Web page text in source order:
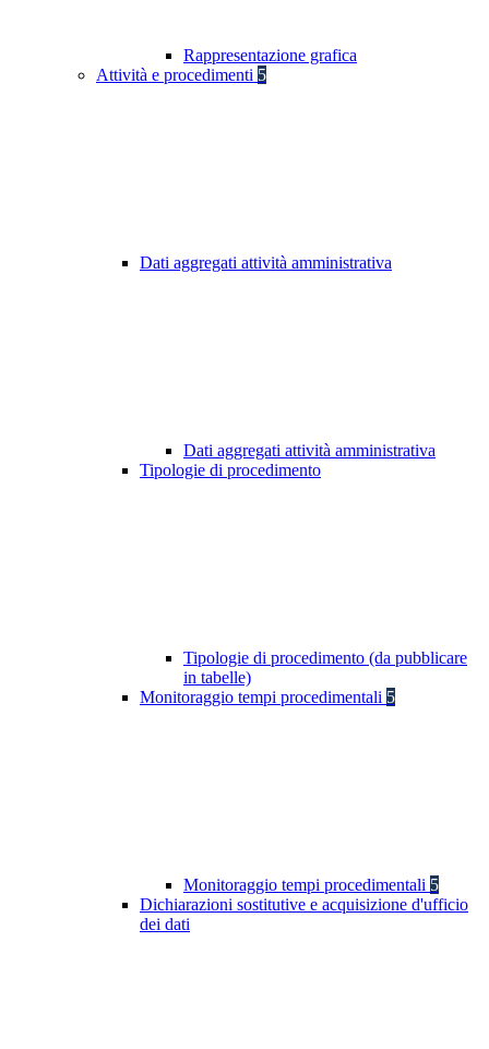
Rappresentazione grafica
Attività e procedimenti 5
Dati aggregati attività amministrativa
Dati aggregati attività amministrativa
Tipologie di procedimento
Tipologie di procedimento (da pubblicare
in tabelle)
Monitoraggio tempi procedimentali 5
Monitoraggio tempi procedimentali 5
Dichiarazioni sostitutive e acquisizione d'ufficio
dei dati